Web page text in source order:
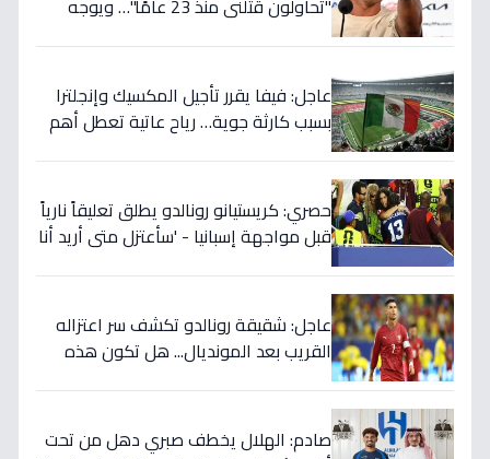
"تحاولون قتلني منذ 23 عامًا"… ويوجه
عاجل: فيفا يقرر تأجيل المكسيك وإنجلترا
بسبب كارثة جوية… رياح عاتية تعطل أهم
حصري: كريستيانو رونالدو يطلق تعليقاً نارياً
قبل مواجهة إسبانيا - 'سأعتزل متى أريد أنا
عاجل: شقيقة رونالدو تكشف سر اعتزاله
القريب بعد المونديال... هل تكون هذه
صادم: الهلال يخطف صبري دهل من تحت